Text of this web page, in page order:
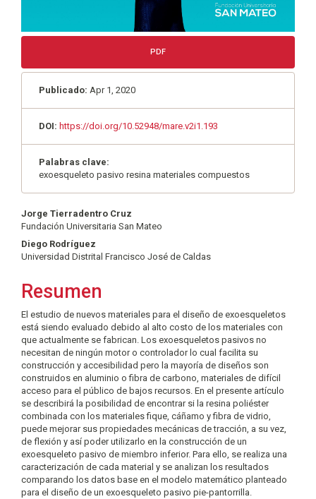
PDF
Publicado: Apr 1, 2020
DOI: https://doi.org/10.52948/mare.v2i1.193
Palabras clave:
exoesqueleto pasivo resina materiales compuestos
Contenido
principal
del
artículo
Jorge Tierradentro Cruz
Fundación Universitaria San Mateo
Diego Rodríguez
Universidad Distrital Francisco José de Caldas
Resumen
El estudio de nuevos materiales para el diseño de exoesqueletos
está siendo evaluado debido al alto costo de los materiales con
que actualmente se fabrican. Los exoesqueletos pasivos no
necesitan de ningún motor o controlador lo cual facilita su
construcción y accesibilidad pero la mayoría de diseños son
construidos en aluminio o fibra de carbono, materiales de difícil
acceso para el público de bajos recursos. En el presente artículo
se describirá la posibilidad de encontrar si la resina poliéster
combinada con los materiales fique, cáñamo y fibra de vidrio,
puede mejorar sus propiedades mecánicas de tracción, a su vez,
de flexión y así poder utilizarlo en la construcción de un
exoesqueleto pasivo de miembro inferior. Para ello, se realiza una
caracterización de cada material y se analizan los resultados
comparando los datos base en el modelo matemático planteado
para el diseño de un exoesqueleto pasivo pie-pantorrilla.